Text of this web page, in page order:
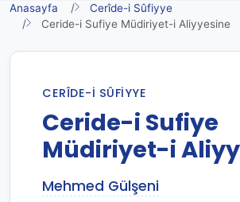
Anasayfa
Cerîde-i Sûfiyye
Ceride-i Sufiye Müdiriyet-i Aliyyesine
CERÎDE-I SÛFIYYE
Ceride-i Sufiye
Müdiriyet-i
Mehmed Gülşeni